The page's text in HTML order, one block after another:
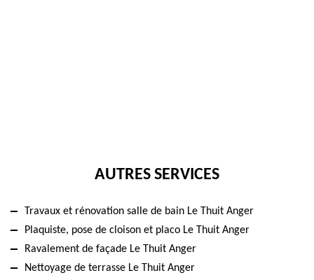
AUTRES SERVICES
Travaux et rénovation salle de bain Le Thuit Anger
Plaquiste, pose de cloison et placo Le Thuit Anger
Ravalement de façade Le Thuit Anger
Nettoyage de terrasse Le Thuit Anger